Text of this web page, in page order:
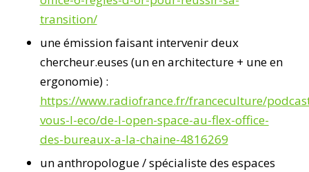
transition/
une émission faisant intervenir deux
chercheur.euses (un en architecture + une en
ergonomie) :
https://www.radiofrance.fr/franceculture/
vous-l-eco/de-l-open-space-au-flex-office-
des-bureaux-a-la-chaine-4816269
un anthropologue / spécialiste des espaces